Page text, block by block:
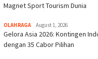
Magnet Sport Tourism Dunia
OLAHRAGA August 1, 2026
Gelora Asia 2026: Kontingen
dengan 35 Cabor Pilihan